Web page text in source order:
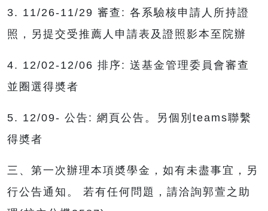
3. 11/26-11/29 審查: 各系驗核申請人所持證
照，另提交受推薦人申請表及證照影本至院辦
4. 12/02-12/06 排序: 送基金管理委員會審查
並圈選得奬者
5. 12/09- 公告: 網頁公告。另個別teams聯繫
得奬者
三、第一次辦理本項奬學金，如有未盡事宜，另
行公告通知。 若有任何問題，請洽詢郭萱之助